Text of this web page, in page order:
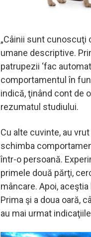
„Câinii sunt
umane descriptive.
patrupezii ‘fac
comportamentul în
indică, ţinând cont de
rezumatul studiului.
Cu alte cuvinte, au
schimba
într-o persoană.
primele două părţi,
mâncare. Apoi,
Prima şi a doua oară,
au mai urmat